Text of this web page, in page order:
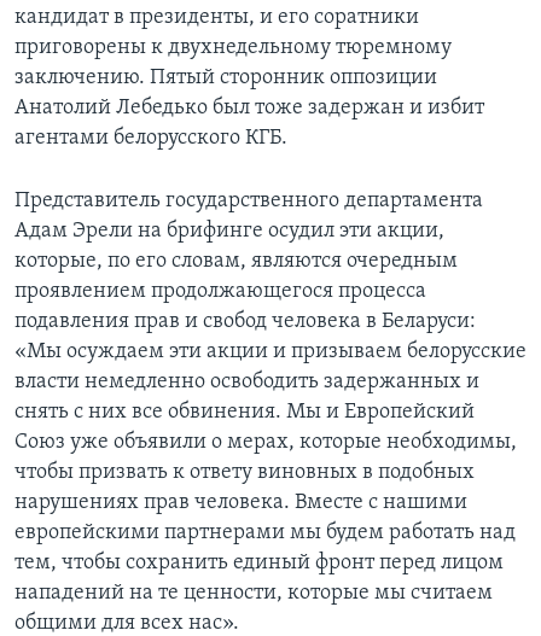
кандидат в президенты, и его соратники
приговорены к двухнедельному тюремному
заключению. Пятый сторонник оппозиции
Анатолий Лебедько был тоже задержан и избит
агентами белорусского КГБ.
Представитель государственного департамента
Адам Эрели на брифинге осудил эти акции,
которые, по его словам, являются очередным
проявлением продолжающегося процесса
подавления прав и свобод человека в Беларуси:
«Мы осуждаем эти акции и призываем белорусские
власти немедленно освободить задержанных и
снять с них все обвинения. Мы и Европейский
Союз уже объявили о мерах, которые необходимы,
чтобы призвать к ответу виновных в подобных
нарушениях прав человека. Вместе с нашими
европейскими партнерами мы будем работать над
тем, чтобы сохранить единый фронт перед лицом
нападений на те ценности, которые мы считаем
общими для всех нас».